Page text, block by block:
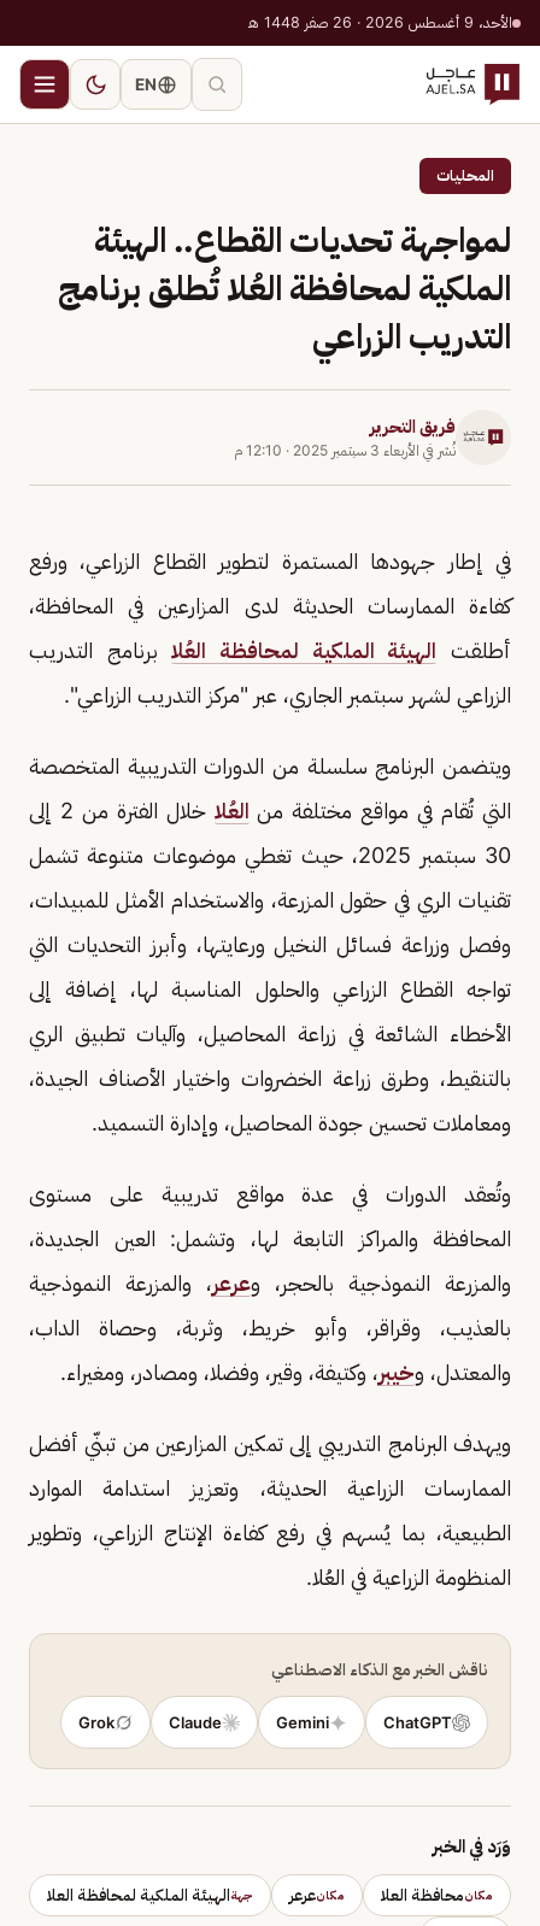
الأحد، 9 أغسطس 2026 · 26 صفر 1448 هـ
EN
المحليات
لمواجهة تحديات القطاع.. الهيئة
الملكية لمحافظة العُلا تُطلق برنامج
التدريب الزراعي
فريق التحرير
نُشر في الأربعاء 3 سبتمبر 2025 · 12:10 م
في إطار جهودها المستمرة لتطوير القطاع الزراعي، ورفع
كفاءة الممارسات الحديثة لدى المزارعين في المحافظة،
أطلقت الهيئة الملكية لمحافظة العُلابرنامج التدريب
الزراعي لشهر سبتمبر الجاري، عبر "مركز التدريب الزراعي".
ويتضمن البرنامج سلسلة من الدورات التدريبية المتخصصة
التي تُقام في مواقع مختلفة من العُلا
خلال الفترة من 2 إلى
30 سبتمبر 2025، حيث تغطي موضوعات متنوعة تشمل
تقنيات الري في حقول المزرعة، والاستخدام الأمثل للمبيدات،
وفصل وزراعة فسائل النخيل ورعايتها، وأبرز التحديات التي
تواجه القطاع الزراعي والحلول المناسبة لها، إضافة إلى
الأخطاء الشائعة في زراعة المحاصيل، وآليات تطبيق الري
بالتنقيط، وطرق زراعة الخضروات واختيار الأصناف الجيدة،
ومعاملات تحسين جودة المحاصيل، وإدارة التسميد.
وتُعقد الدورات في عدة مواقع تدريبية على مستوى
المحافظة والمراكز التابعة لها، وتشمل: العين الجديدة،
والمزرعة النموذجية بالحجر، وعرعر، والمزرعة النموذجية
بالعذيب، وقراقر، وأبو خريط، وثربة، وحصاة الداب،
والمعتدل، وخيبر، وكتيفة، وقير، وفضلا، ومصادر، ومغيراء.
ويهدف البرنامج التدريبي إلى تمكين المزارعين من تبنّي أفضل
الممارسات الزراعية الحديثة، وتعزيز استدامة الموارد
الطبيعية، بما يُسهم في رفع كفاءة الإنتاج الزراعي، وتطوير
المنظومة الزراعية في العُلا.
ناقش الخبر مع الذكاء الاصطناعي
ChatGPT
Gemini
Claude
Grok
وَرَد في الخبر
مكانمحافظة العلا مكانعرعر جهةالهيئة الملكية لمحافظة العلا